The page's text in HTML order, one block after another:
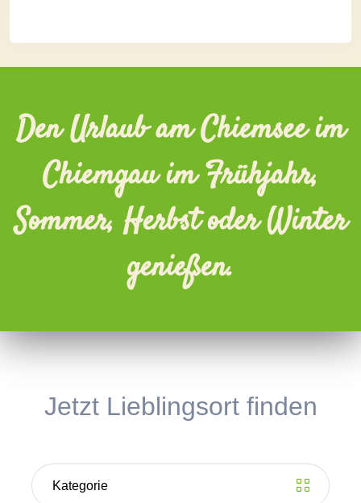
Den Urlaub am Chiemsee im
Chiemgau im Frühjahr,
Sommer, Herbst oder Winter
genießen.
Jetzt Lieblingsort finden